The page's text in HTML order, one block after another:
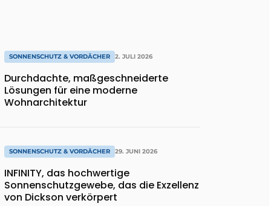
SONNENSCHUTZ & VORDÄCHER 2. JULI 2026
Durchdachte, maßgeschneiderte
Lösungen für eine moderne
Wohnarchitektur
SONNENSCHUTZ & VORDÄCHER 29. JUNI 2026
INFINITY, das hochwertige
Sonnenschutzgewebe, das die Exzellenz
von Dickson verkörpert